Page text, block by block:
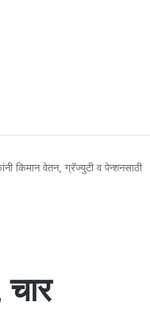
किमान वेतन, ग्रॅज्युटी व पेन्शनसाठी